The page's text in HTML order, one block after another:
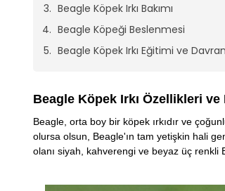
Beagle Köpek Irkı Bakımı
Beagle Köpeği Beslenmesi
Beagle Köpek Irkı Eğitimi ve
Beagle Köpek Irkı Özellikleri ve
Beagle, orta boy bir köpek ırkıdır ve
olursa olsun, Beagle'ın tam yetişkin hali
olanı siyah, kahverengi ve beyaz üç renkli